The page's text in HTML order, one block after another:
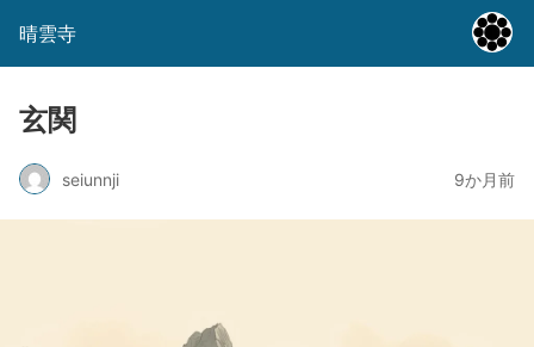
晴雲寺
玄関
seiunnji 9か月前